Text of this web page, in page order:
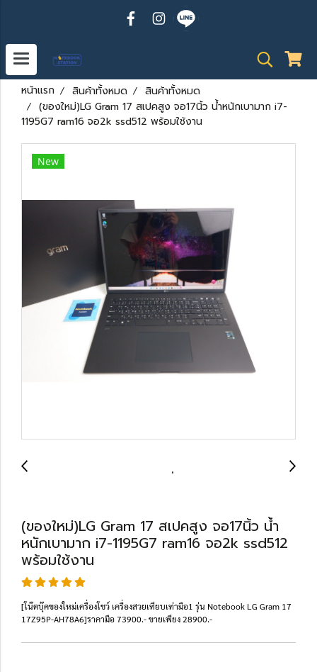
หน้าแรก สินค้าทั้งหมด
สินค้าทั้งหมด
(ของใหม่)LG Gram 17 สเปคสูง จอ17นิ้ว น้ำหนักเบามาก i7-
1195G7 ram16 จอ2k ssd512 พร้อมใช้งาน
New
(ของใหม่)LG Gram 17 สเปคสูง จอ17นิ้ว น้ำ
หนักเบามาก i7-1195G7 ram16 จอ2k ssd512
พร้อมใช้งาน
[โน๊ตบุ๊คของใหม่เครื่องโชว์ เครื่องสวยเทียบเท่ามือ1 รุ่น Notebook LG Gram 17
17Z95P-AH78A6]ราคามือ 73900.- ขายเพียง 28900.-